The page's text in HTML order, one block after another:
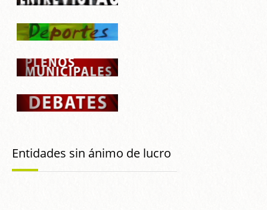
Entidades sin ánimo de lucro